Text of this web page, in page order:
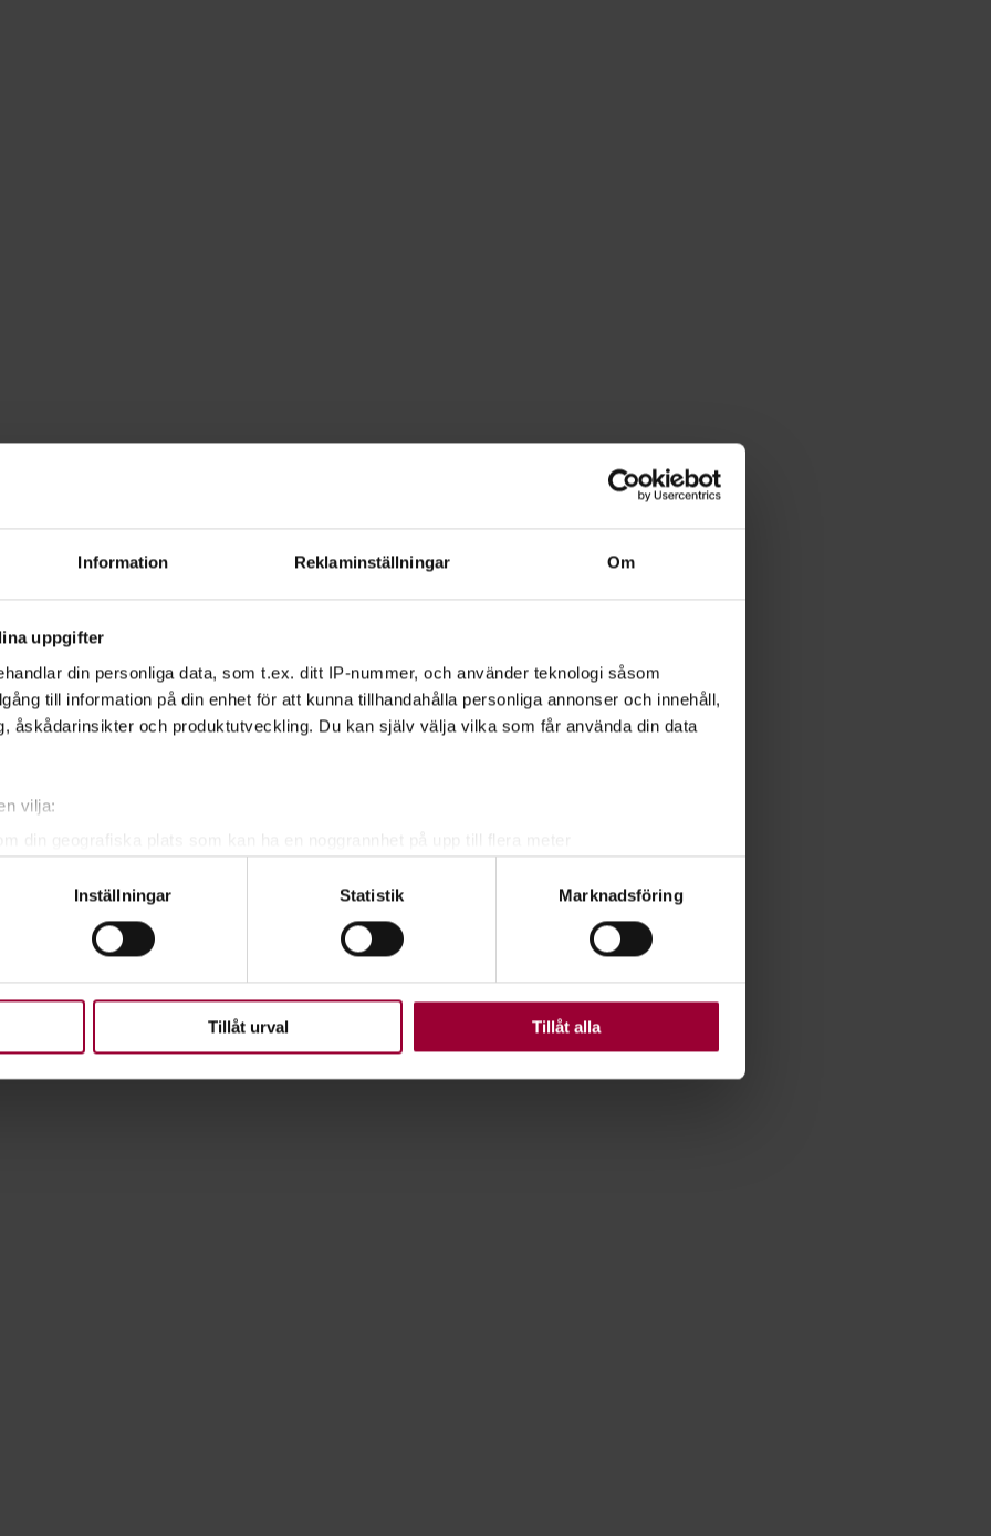
Information Reklaminställningar Om
uppgifter
din personliga data, som t.ex. ditt IP-nummer, och använder teknologi såsom
till information på din enhet för att kunna tillhandahålla personliga annonser och innehåll,
åskådarinsikter och produktutveckling. Du kan själv välja vilka som får använda din data
vilja:
din geografiska plats som kan ha en noggrannhet på upp till flera meter
uppgifter behandlas och ställ in dina preferenser i
detaljsektionen . Du kan ändra
när som helst från cookie-förklaringen.
som möjligt använder vi kakor (cookies) på vår webbplats. Vissa kakor är
Inställningar Statistik Marknadsföring
Tillåt urval Tillåt alla